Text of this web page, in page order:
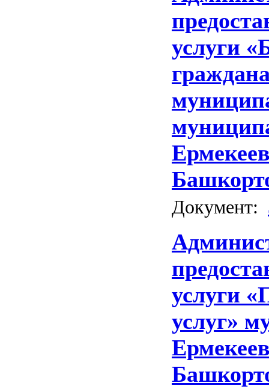
услуги
Документ:
услуги
услуг»